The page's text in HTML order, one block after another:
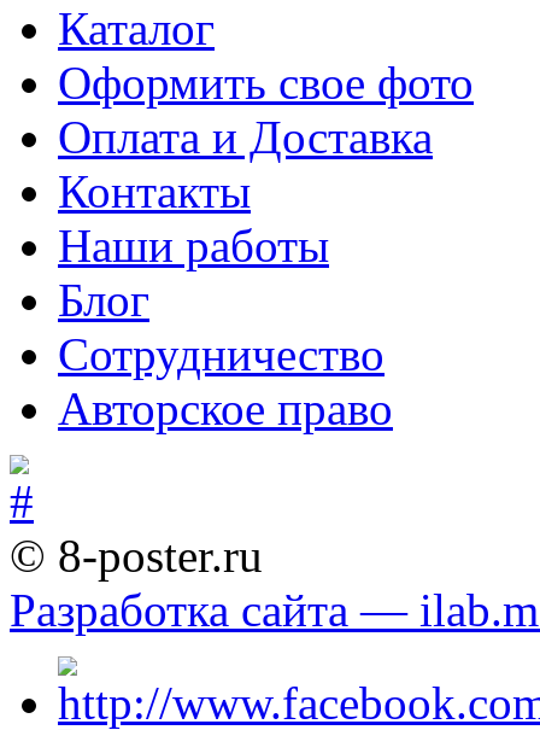
Каталог
Оформить свое фото
Оплата и Доставка
Контакты
Наши работы
Блог
Сотрудничество
Авторское право
© 8-poster.ru
Разработка сайта —